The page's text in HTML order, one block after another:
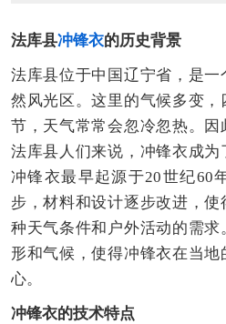
法库县冲锋衣的历史背景
法库县位于中国辽宁省，是
然风光区。这里的气候多变
节，天气常常会忽冷忽热。
法库县人们来说，冲锋衣成为
冲锋衣最早起源于20世纪60
步，材料和设计逐步改进，
种天气条件和户外活动的需
形和气候，使得冲锋衣在当
心。
冲锋衣的技术特点